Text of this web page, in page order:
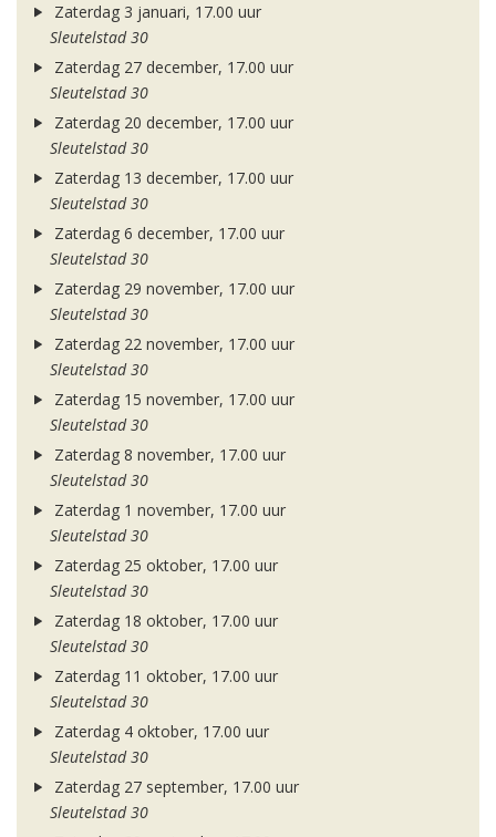
Zaterdag 3 januari, 17.00 uur
Sleutelstad 30
Zaterdag 27 december, 17.00 uur
Sleutelstad 30
Zaterdag 20 december, 17.00 uur
Sleutelstad 30
Zaterdag 13 december, 17.00 uur
Sleutelstad 30
Zaterdag 6 december, 17.00 uur
Sleutelstad 30
Zaterdag 29 november, 17.00 uur
Sleutelstad 30
Zaterdag 22 november, 17.00 uur
Sleutelstad 30
Zaterdag 15 november, 17.00 uur
Sleutelstad 30
Zaterdag 8 november, 17.00 uur
Sleutelstad 30
Zaterdag 1 november, 17.00 uur
Sleutelstad 30
Zaterdag 25 oktober, 17.00 uur
Sleutelstad 30
Zaterdag 18 oktober, 17.00 uur
Sleutelstad 30
Zaterdag 11 oktober, 17.00 uur
Sleutelstad 30
Zaterdag 4 oktober, 17.00 uur
Sleutelstad 30
Zaterdag 27 september, 17.00 uur
Sleutelstad 30